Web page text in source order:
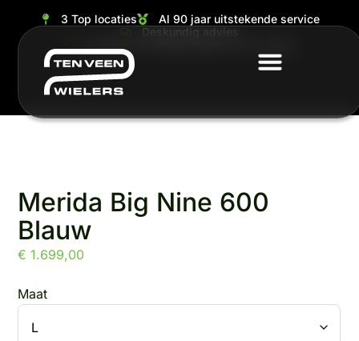
3 Top locaties
Al 90 jaar uitstekende service
Deskundig advies
Merida Big Nine 600
Blauw
€ 1.699,00
Maat